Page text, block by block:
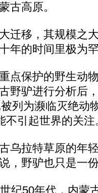
古高原。
移，其规模之
年的时间里极为
保护的野生动
野驴进行分析后
列为濒临灭绝动
不引起世界的关注
拉特草原的年
，野驴也只是一
50年代，内蒙